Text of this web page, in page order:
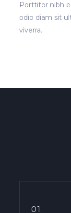
Porttitor nibh
odio diam sit
viverra.
01.